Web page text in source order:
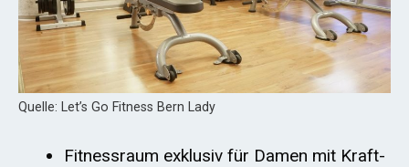
Quelle: Let’s Go Fitness Bern Lady
Fitnessraum exklusiv für Damen mit Kraft-